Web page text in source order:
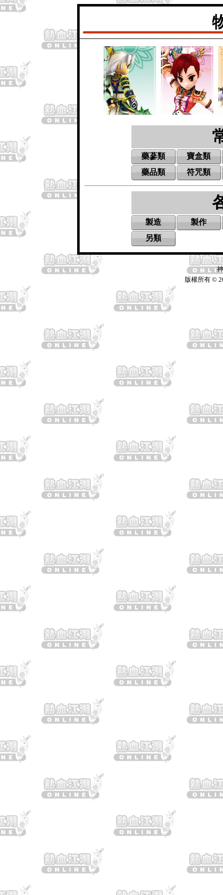
藥蔘類
寶盒類
藥品類
符咒類
製造
製作
另類
版權所有 ©